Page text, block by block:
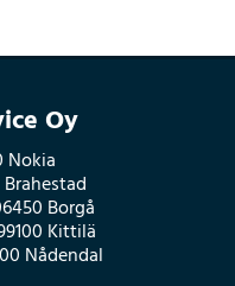
Oy
Nokia
Borgå
Kittilä
Nådendal